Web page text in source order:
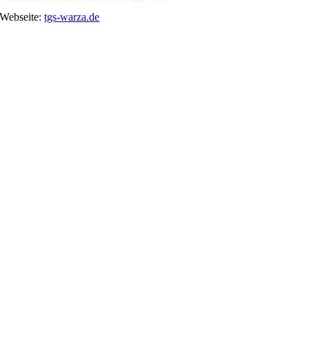
Webseite:tgs-warza.de